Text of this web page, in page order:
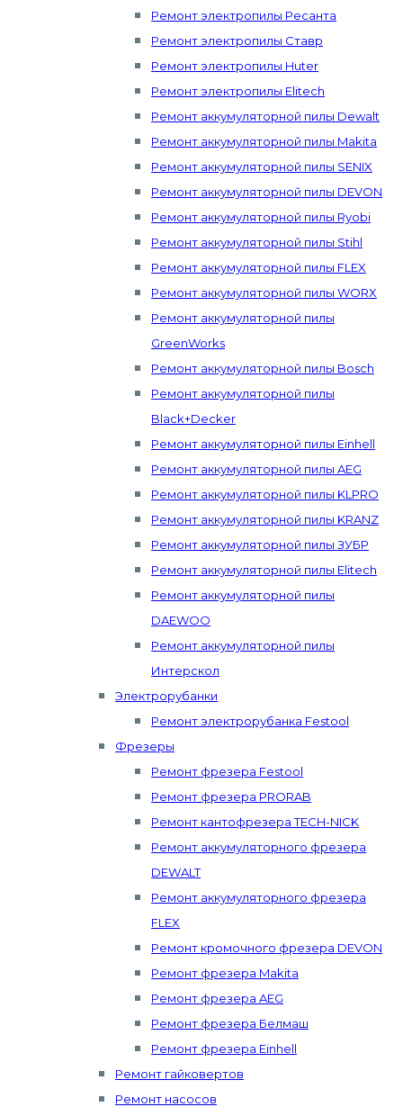
Ремонт электропилы Ресанта
Ремонт электропилы Ставр
Ремонт электропилы Huter
Ремонт электропилы Elitech
Ремонт аккумуляторной пилы Dewalt
Ремонт аккумуляторной пилы Makita
Ремонт аккумуляторной пилы SENIX
Ремонт аккумуляторной пилы DEVON
Ремонт аккумуляторной пилы Ryobi
Ремонт аккумуляторной пилы Stihl
Ремонт аккумуляторной пилы FLEX
Ремонт аккумуляторной пилы WORX
Ремонт аккумуляторной пилы
GreenWorks
Ремонт аккумуляторной пилы Bosch
Ремонт аккумуляторной пилы
Black+Decker
Ремонт аккумуляторной пилы Einhell
Ремонт аккумуляторной пилы AEG
Ремонт аккумуляторной пилы KLPRO
Ремонт аккумуляторной пилы KRANZ
Ремонт аккумуляторной пилы ЗУБР
Ремонт аккумуляторной пилы Elitech
Ремонт аккумуляторной пилы
DAEWOO
Ремонт аккумуляторной пилы
Интерскол
Электрорубанки
Ремонт электрорубанка Festool
Фрезеры
Ремонт фрезера Festool
Ремонт фрезера PRORAB
Ремонт кантофрезера TECH-NICK
Ремонт аккумуляторного фрезера
DEWALT
Ремонт аккумуляторного фрезера
FLEX
Ремонт кромочного фрезера DEVON
Ремонт фрезера Makita
Ремонт фрезера AEG
Ремонт фрезера Белмаш
Ремонт фрезера Einhell
Ремонт гайковертов
Ремонт насосов